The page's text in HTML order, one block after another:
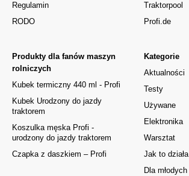
Regulamin
RODO
Kategorie
Aktualności
Testy
Używane
Elektronika
Warsztat
Jak to działa
Dla młodych
Produkty dla fanów maszyn
rolniczych
Kubek termiczny 440 ml - Profi
Kubek Urodzony do jazdy
traktorem
Koszulka męska Profi -
urodzony do jazdy traktorem
Czapka z daszkiem – Profi
Traktorpool
Profi.de